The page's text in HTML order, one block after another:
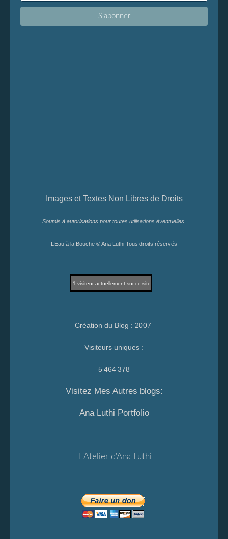
Images et Textes Non Libres de Droits
Soumis à autorisations pour toutes utilisations éventuelles
L’Eau à la Bouche © Ana Luthi Tous droits réservés
1 visiteur actuellement sur ce site
Création du Blog : 2007
Visiteurs uniques :
5 464 378
Visitez Mes Autres blogs:
Ana Luthi Portfolio
L'Atelier d'Ana Luthi